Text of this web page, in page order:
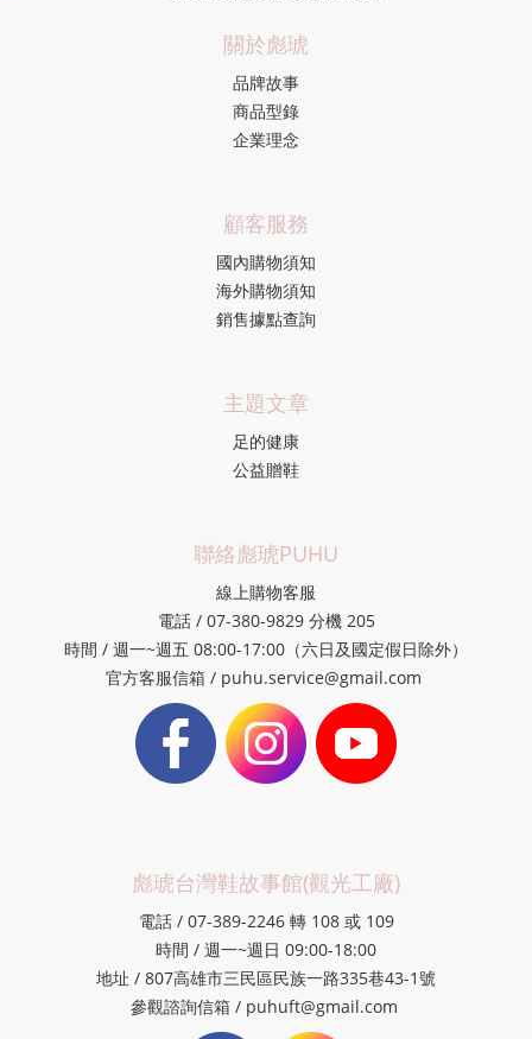
關於彪琥
品牌故事
商品型錄
企業理念
顧客服務
國內購物須知
海外購物須知
銷售據點查詢
主題文章
足的健康
公益贈鞋
聯絡彪琥PUHU
線上購物客服
電話 / 07-380-9829 分機 205
時間 / 週一~週五 08:00-17:00（六日及國定假日除外）
官方客服信箱 / puhu.service@gmail.com
彪琥台灣鞋故事館(觀光工廠)
電話 / 07-389-2246 轉 108 或 109
時間 / 週一~週日 09:00-18:00
地址 / 807高雄市三民區民族一路335巷43-1號
參觀諮詢信箱 / puhuft@gmail.com